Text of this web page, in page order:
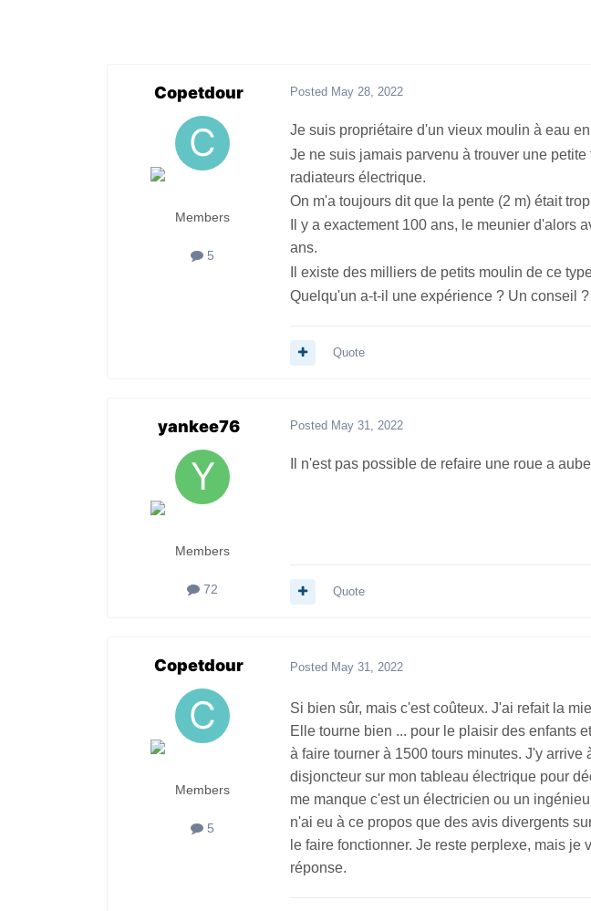
Copetdour
Members
5
Posted May 28, 2022
Je suis propriétaire d'un vieux moulin à eau
Je ne suis jamais parvenu à trouver une
radiateurs électrique.
On m'a toujours dit que la pente (2 m) était
Il y a exactement 100 ans, le meunier d'alors
ans.
Il existe des milliers de petits moulin de ce
Quelqu'un a-t-il une expérience ? Un conseil ?
Quote
yankee76
Members
72
Posted May 31, 2022
Il n'est pas possible de refaire une roue a
Quote
Copetdour
Members
5
Posted May 31, 2022
Si bien sûr, mais c'est coûteux. J'ai refait la
Elle tourne bien ... pour le plaisir des enfants
à faire tourner à 1500 tours minutes. J'y
disjoncteur sur mon tableau électrique pour
me manque c'est un électricien ou un
n'ai eu à ce propos que des avis divergents
le faire fonctionner. Je reste perplexe, mais
réponse.